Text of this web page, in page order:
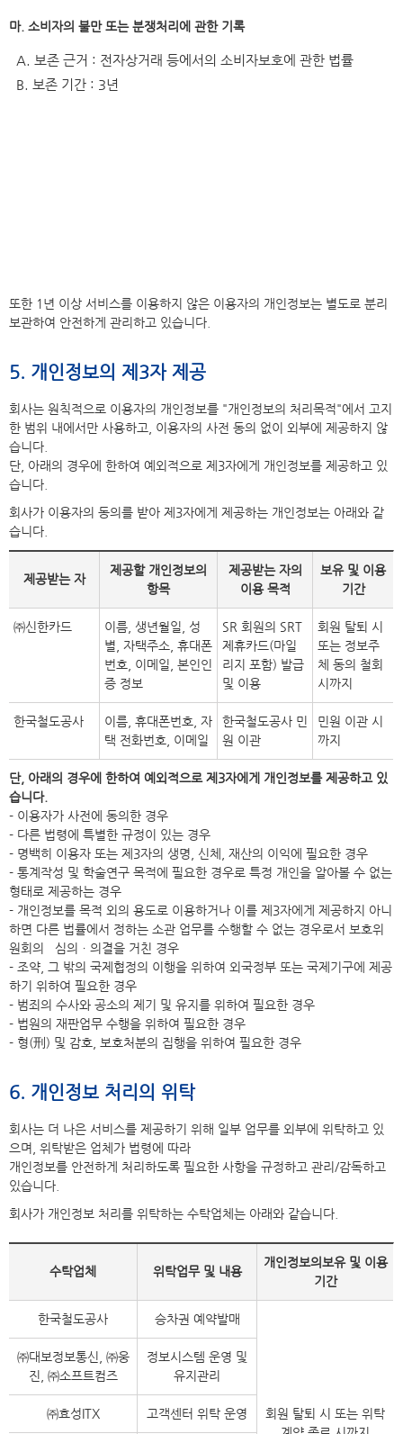
마. 소비자의 불만 또는 분쟁처리에 관한 기록
A. 보존 근거 : 전자상거래 등에서의 소비자보호에 관한 법률
B. 보존 기간 : 3년
또한 1년 이상 서비스를 이용하지 않은 이용자의 개인정보는 별도로 분리
보관하여 안전하게 관리하고 있습니다.
5. 개인정보의 제3자 제공
회사는 원칙적으로 이용자의 개인정보를 "개인정보의 처리목적"에서 고지
한 범위 내에서만 사용하고, 이용자의 사전 동의 없이 외부에 제공하지 않
습니다.
단, 아래의 경우에 한하여 예외적으로 제3자에게 개인정보를 제공하고 있
습니다.
회사가 이용자의 동의를 받아 제3자에게 제공하는 개인정보는 아래와 같
습니다.
제공받는 자
제공할 개인정보의
항목
제공받는 자의
이용 목적
보유 및 이용
기간
㈜신한카드
이름, 생년월일, 성
별, 자택주소, 휴대폰
번호, 이메일, 본인인
증 정보
SR 회원의 SRT
제휴카드(마일
리지 포함) 발급
및 이용
회원 탈퇴 시
또는 정보주
체 동의 철회
시까지
한국철도공사
이름, 휴대폰번호, 자
택 전화번호, 이메일
한국철도공사 민
원 이관
민원 이관 시
까지
단, 아래의 경우에 한하여 예외적으로 제3자에게 개인정보를 제공하고 있
습니다.
- 이용자가 사전에 동의한 경우
- 다른 법령에 특별한 규정이 있는 경우
- 명백히 이용자 또는 제3자의 생명, 신체, 재산의 이익에 필요한 경우
- 통계작성 및 학술연구 목적에 필요한 경우로 특정 개인을 알아볼 수 없는
형태로 제공하는 경우
- 개인정보를 목적 외의 용도로 이용하거나 이를 제3자에게 제공하지 아니
하면 다른 법률에서 정하는 소관 업무를 수행할 수 없는 경우로서 보호위
원회의 심의ㆍ의결을 거친 경우
- 조약, 그 밖의 국제협정의 이행을 위하여 외국정부 또는 국제기구에 제공
하기 위하여 필요한 경우
- 범죄의 수사와 공소의 제기 및 유지를 위하여 필요한 경우
- 법원의 재판업무 수행을 위하여 필요한 경우
- 형(刑) 및 감호, 보호처분의 집행을 위하여 필요한 경우
6. 개인정보 처리의 위탁
회사는 더 나은 서비스를 제공하기 위해 일부 업무를 외부에 위탁하고 있
으며, 위탁받은 업체가 법령에 따라
개인정보를 안전하게 처리하도록 필요한 사항을 규정하고 관리/감독하고
있습니다.
회사가 개인정보 처리를 위탁하는 수탁업체는 아래와 같습니다.
수탁업체 위탁업무 및 내용
개인정보의보유 및 이용
기간
한국철도공사 승차권 예약발매
회원 탈퇴 시 또는 위탁
㈜대보정보통신, ㈜웅
진, ㈜소프트컴즈
정보시스템 운영 및
유지관리
㈜효성ITX 고객센터 위탁 운영